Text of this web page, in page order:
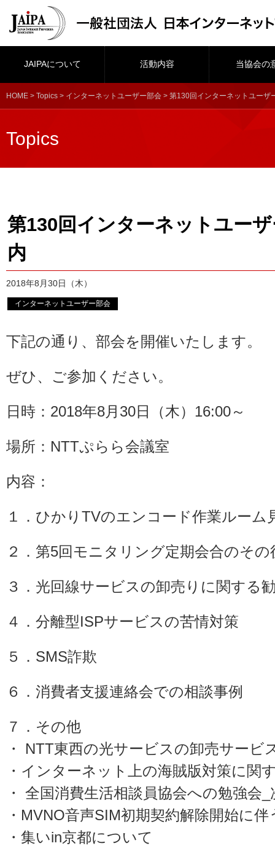
JAIPAについて 活動内容 当協会の
HOME > Topics > インターネットユーザー部会 > 第130回インターネットユーザ
Topics
第130回インターネットユー
内
2018年8月30日（木）
インターネットユーザー部会
下記の通り、部会を開催いたします。
ぜひ、ご参加ください。
日時：2018年8月30日（木）16:00～
場所：NTTぷらら会議室
内容：
１．ひかりTVのエンコード作業ルーム
２．第5回モニタリング定期会合のその
３．光回線サービスの卸売りに関する
４．分離型ISPサービスの苦情対策
５．SMS詐欺
６．消費者支援連絡会での相談事例
７．その他
・ NTT東西の光サービスの卸売サービ
・インターネット上の海賊版対策に関
・ 全国消費生活相談員協会への勉強会
・MVNO音声SIM初期契約解除開始に
・集いin京都について